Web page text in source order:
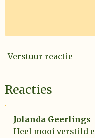
Verstuur reactie
Reacties
Jolanda Geerlings
Heel mooi verstild